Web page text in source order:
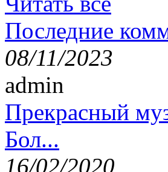
Последние
08/11/2023
admin
Прекрасный
Бол...
16/02/2020